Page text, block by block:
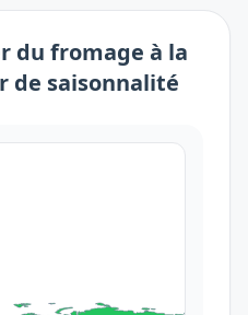
du fromage à la
de saisonnalité